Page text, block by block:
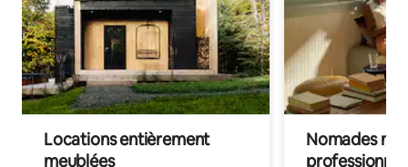
Locations entièrement
meublées
Nomades